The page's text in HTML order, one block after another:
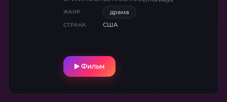
в уборке и неловкие моменты сближения
перерастают в глубокую связь, которая
помогает мальчику преодолеть страхи, а
Лукас Джэй и Брайан Деннехи показывают,
как мимолётные встречи исцеляют
ЖАНР драма
СТРАНА США
Фильм